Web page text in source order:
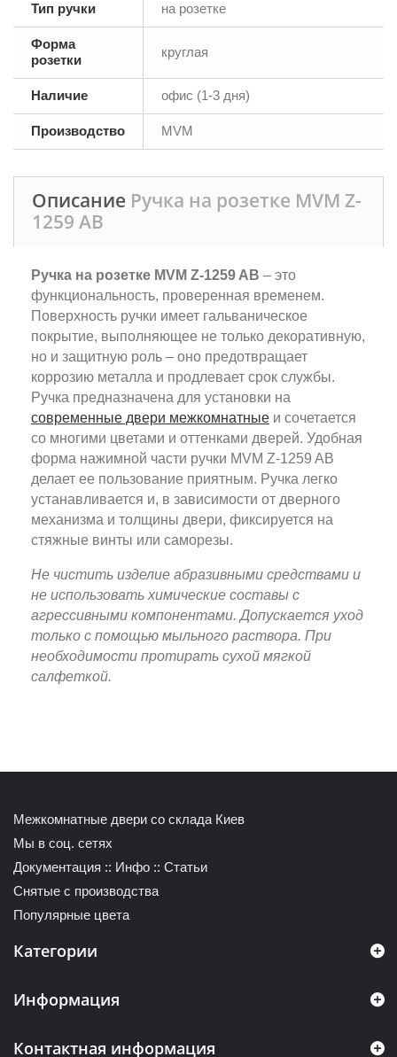
Тип ручки на розетке
Форма
розетки
круглая
Наличие офис (1-3 дня)
Производство MVM
Описание Ручка на розетке MVM Z-
1259 AB
Ручка на розетке MVM Z-1259 AB – это
функциональность, проверенная временем.
Поверхность ручки имеет гальваническое
покрытие, выполняющее не только декоративную,
но и защитную роль – оно предотвращает
коррозию металла и продлевает срок службы.
Ручка предназначена для установки на
современные двери межкомнатные и сочетается
со многими цветами и оттенками дверей. Удобная
форма нажимной части ручки MVM Z-1259 AB
делает ее пользование приятным. Ручка легко
устанавливается и, в зависимости от дверного
механизма и толщины двери, фиксируется на
стяжные винты или саморезы.
Не чистить изделие абразивными средствами и
не использовать химические составы с
агрессивными компонентами. Допускается уход
только с помощью мыльного раствора. При
необходимости протирать сухой мягкой
салфеткой.
Межкомнатные двери со склада Киев
Мы в соц. сетях
Документация :: Инфо :: Статьи
Снятые с производства
Популярные цвета
Категории
Информация
Контактная информация